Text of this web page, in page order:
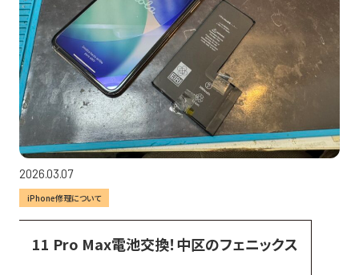
2026.03.07
iPhone修理について
11 Pro Max電池交換！中区のフェニックス